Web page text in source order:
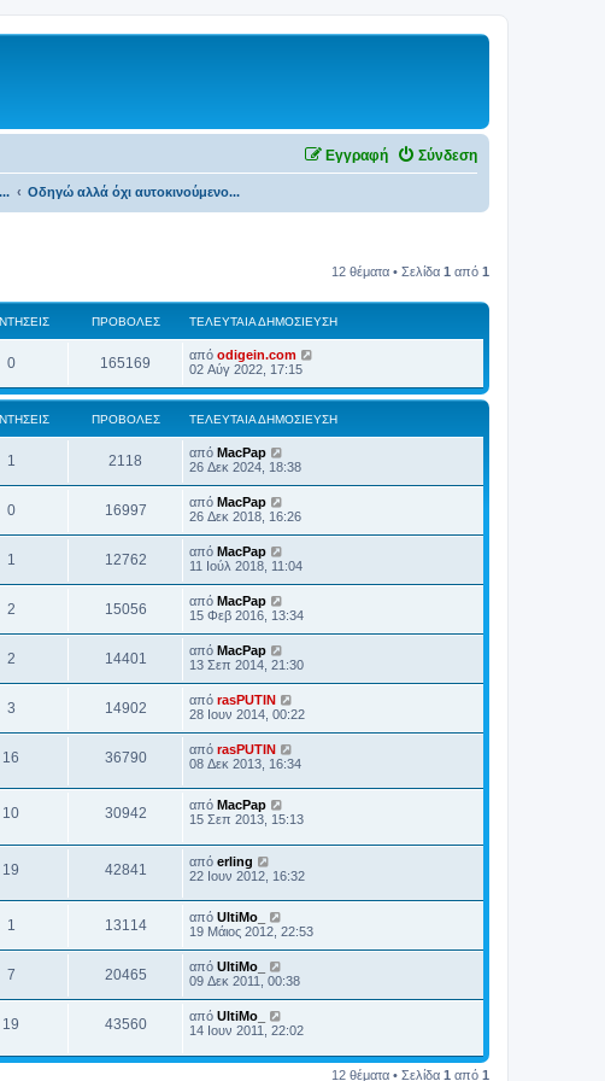
Σύνδεση
Εγγραφή
Οδηγώ αλλά όχι αυτοκινούμενο...
12 θέματα • Σελίδα 1 από 1
ΠΡΟΒΟΛΈΣ ΤΕΛΕΥΤΑΊΑ ΔΗΜΟΣΊΕΥΣΗ
0 165169 από odigein.com
02 Αύγ 2022, 17:15
ΠΡΟΒΟΛΈΣ ΤΕΛΕΥΤΑΊΑ ΔΗΜΟΣΊΕΥΣΗ
1 2118 από MacPap
26 Δεκ 2024, 18:38
0 16997 από MacPap
26 Δεκ 2018, 16:26
1 12762 από MacPap
11 Ιούλ 2018, 11:04
2 15056 από MacPap
15 Φεβ 2016, 13:34
2 14401 από MacPap
13 Σεπ 2014, 21:30
3 14902 από rasPUTIN
28 Ιουν 2014, 00:22
16 36790 από rasPUTIN
08 Δεκ 2013, 16:34
10 30942 από MacPap
15 Σεπ 2013, 15:13
19 42841 από erling
22 Ιουν 2012, 16:32
1 13114 από UltiMo_
19 Μάιος 2012, 22:53
7 20465 από UltiMo_
09 Δεκ 2011, 00:38
19 43560 από UltiMo_
14 Ιουν 2011, 22:02
12 θέματα • Σελίδα 1 από 1